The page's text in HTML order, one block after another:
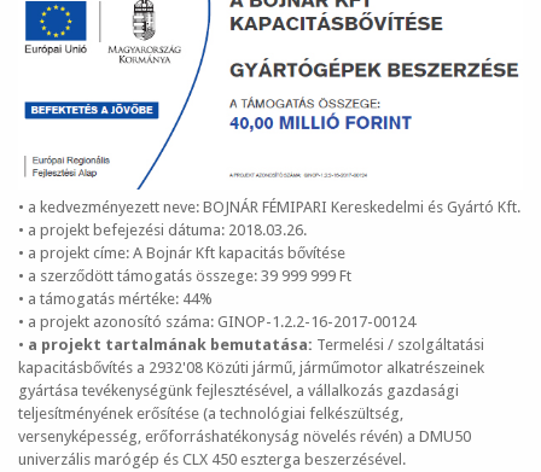
• a kedvezményezett neve: BOJNÁR FÉMIPARI Kereskedelmi és Gyártó Kft.
• a projekt befejezési dátuma: 2018.03.26.
• a projekt címe: A Bojnár Kft kapacitás bővítése
• a szerződött támogatás összege: 39 999 999 Ft
• a támogatás mértéke: 44%
• a projekt azonosító száma: GINOP-1.2.2-16-2017-00124
• a projekt tartalmának bemutatása: Termelési / szolgáltatási
kapacitásbővítés a 2932'08 Közúti jármű, járműmotor alkatrészeinek
gyártása tevékenységünk fejlesztésével, a vállalkozás gazdasági
teljesítményének erősítése (a technológiai felkészültség,
versenyképesség, erőforráshatékonyság növelés révén) a DMU50
univerzális marógép és CLX 450 eszterga beszerzésével.